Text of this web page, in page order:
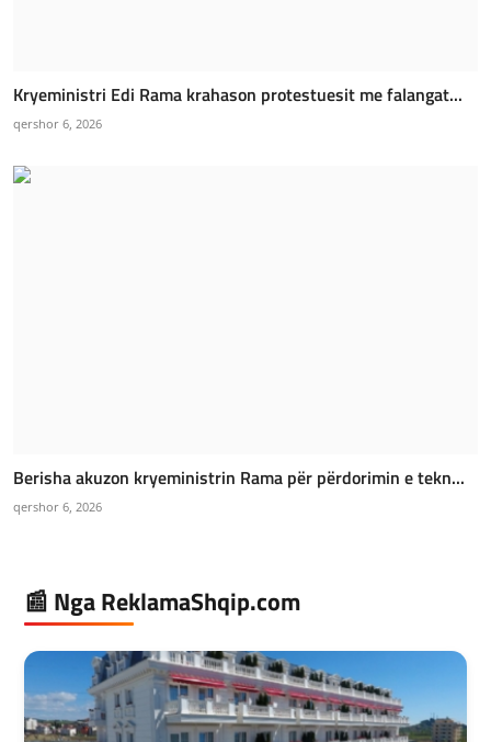
Kryeministri Edi Rama krahason protestuesit me falangat...
qershor 6, 2026
Berisha akuzon kryeministrin Rama për përdorimin e tekn...
qershor 6, 2026
📰 Nga ReklamaShqip.com